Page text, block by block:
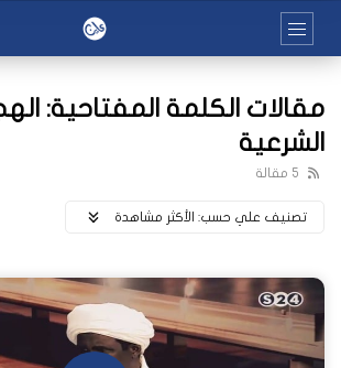
مقالات الكلمة المفتاحية:
الشرعية
5 مقالة
تصنيف علي حسب: اﻷكثر مشاهدة